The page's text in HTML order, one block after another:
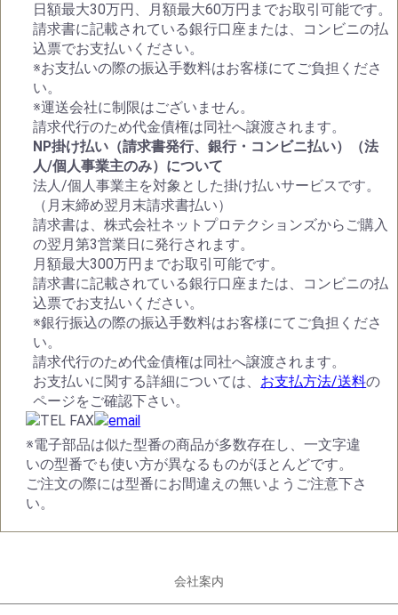
日額最大30万円、月額最大60万円までお取引可能です。
請求書に記載されている銀行口座または、コンビニの払
込票でお支払いください。
※お支払いの際の振込手数料はお客様にてご負担くださ
い。
※運送会社に制限はございません。
請求代行のため代金債権は同社へ譲渡されます。
NP掛け払い（請求書発行、銀行・コンビニ払い）（法
人/個人事業主のみ）について
法人/個人事業主を対象とした掛け払いサービスです。
（月末締め翌月末請求書払い）
請求書は、株式会社ネットプロテクションズからご購入
の翌月第3営業日に発行されます。
月額最大300万円までお取引可能です。
請求書に記載されている銀行口座または、コンビニの払
込票でお支払いください。
※銀行振込の際の振込手数料はお客様にてご負担くださ
い。
請求代行のため代金債権は同社へ譲渡されます。
お支払いに関する詳細については、 お支払方法/送料の
ページをご確認下さい。
※電子部品は似た型番の商品が多数存在し、一文字違
いの型番でも使い方が異なるものがほとんどです。
ご注文の際には型番にお間違えの無いようご注意下さ
い。
会社案内